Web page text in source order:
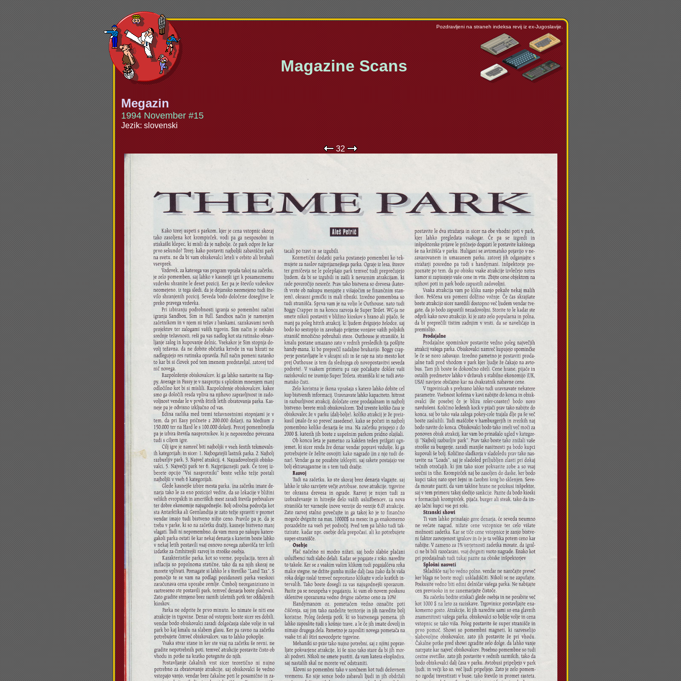
Pozdravljeni na straneh indeksa revij iz ex-Jugoslavije.
Magazine Scans
Megazin
1994 November #15
Jezik: slovenski
32